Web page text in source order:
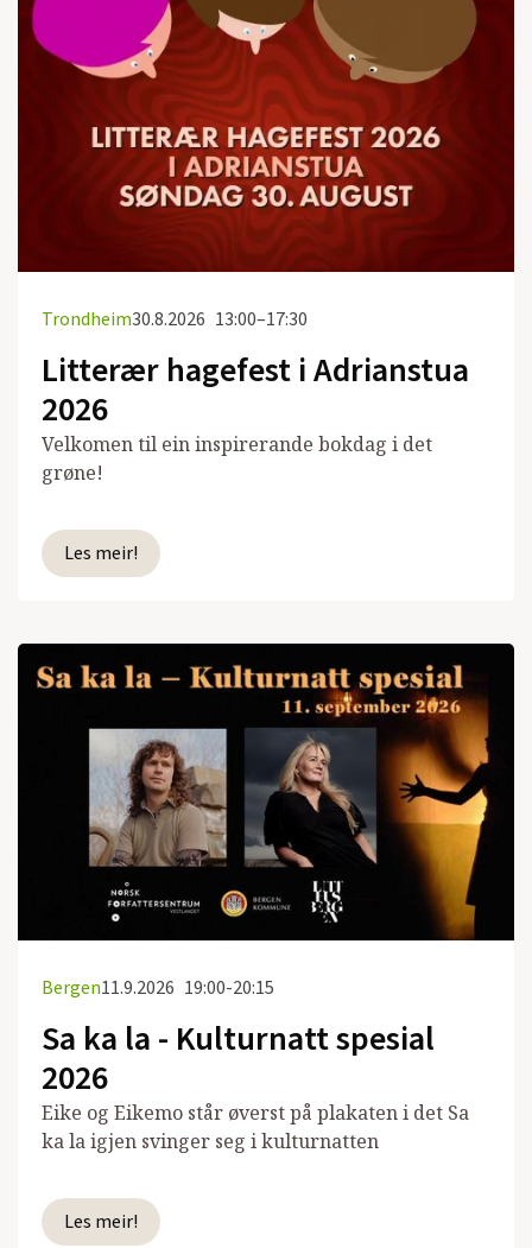
Trondheim30.8.2026 13:00–17:30
Litterær hagefest i Adrianstua
2026
Velkomen til ein inspirerande bokdag i det
grøne!
Les meir!
Bergen11.9.2026 19:00-20:15
Sa ka la - Kulturnatt spesial
2026
Eike og Eikemo står øverst på plakaten i det Sa
ka la igjen svinger seg i kulturnatten
Les meir!